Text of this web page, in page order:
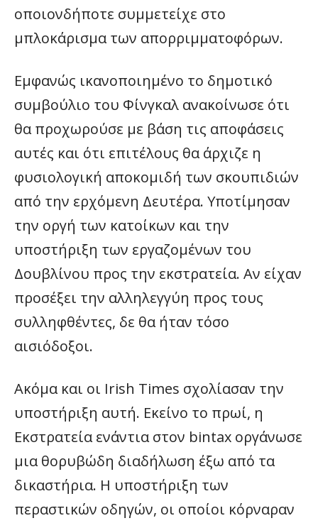
οποιονδήποτε συμμετείχε στο
μπλοκάρισμα των απορριμματοφόρων.
Εμφανώς ικανοποιημένο το δημοτικό
συμβούλιο του Φίνγκαλ ανακοίνωσε ότι
θα προχωρούσε με βάση τις αποφάσεις
αυτές και ότι επιτέλους θα άρχιζε η
φυσιολογική αποκομιδή των σκουπιδιών
από την ερχόμενη Δευτέρα. Υποτίμησαν
την οργή των κατοίκων και την
υποστήριξη των εργαζομένων του
Δουβλίνου προς την εκστρατεία. Αν είχαν
προσέξει την αλληλεγγύη προς τους
συλληφθέντες, δε θα ήταν τόσο
αισιόδοξοι.
Ακόμα και οι Irish Times σχολίασαν την
υποστήριξη αυτή. Εκείνο το πρωί, η
Εκστρατεία ενάντια στον bintax οργάνωσε
μια θορυβώδη διαδήλωση έξω από τα
δικαστήρια. Η υποστήριξη των
περαστικών οδηγών, οι οποίοι κόρναραν